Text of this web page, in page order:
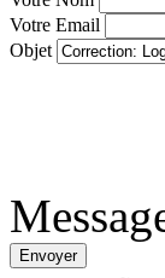
Votre Email
Objet